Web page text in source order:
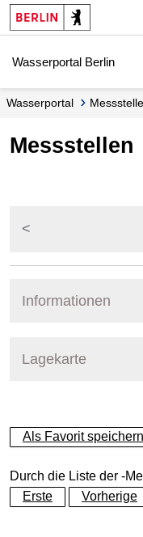
Springe zur Navigation
Springe zum Inhalt
Wasserportal Berlin
Wasserportal Messstelle
Messstellen
Informationen
Lagekarte
+
−
Als Favorit speichern
Durch die Liste der -
Erste
Vorherige